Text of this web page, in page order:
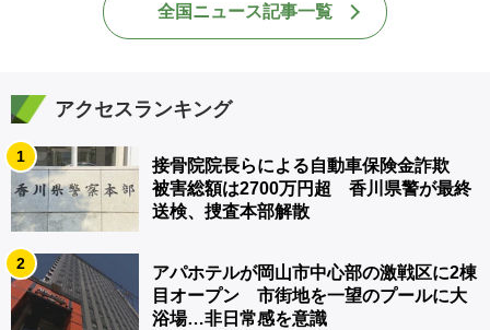
全国ニュース記事一覧
アクセスランキング
1
接骨院院長らによる自動車保険金詐欺
被害総額は2700万円超 香川県警が最終
送検、捜査本部解散
2
アパホテルが岡山市中心部の激戦区に2棟
目オープン 市街地を一望のプールに大
浴場…非日常感を意識